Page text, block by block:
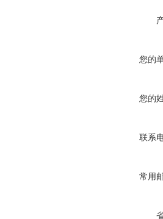
您的
您的
联系
常用